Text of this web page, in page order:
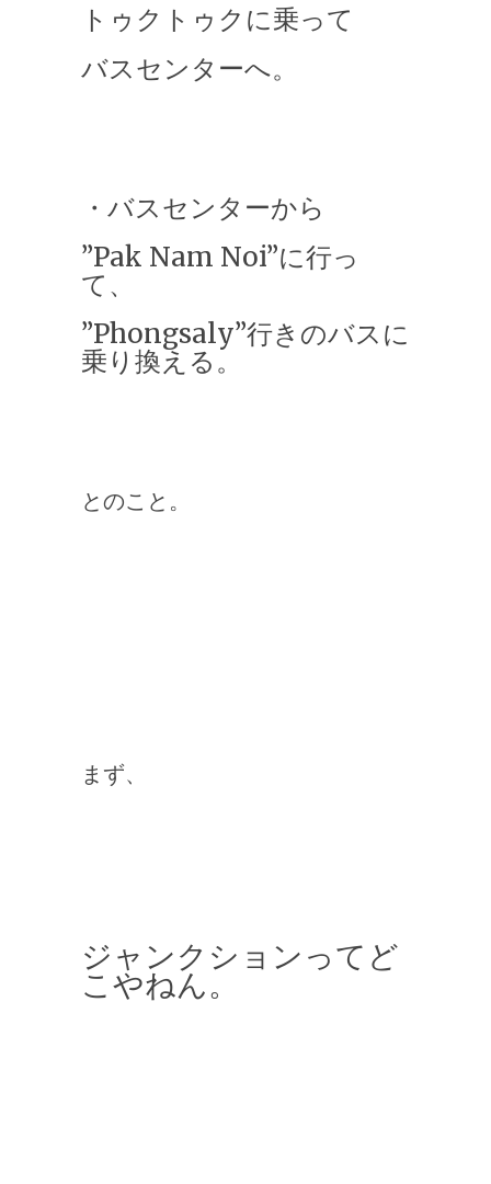
トゥクトゥクに乗って
バスセンターへ。
・バスセンターから
”Pak Nam Noi”に行っ
て、
”Phongsaly”行きのバスに
乗り換える。
とのこと。
まず、
ジャンクションってど
こやねん。